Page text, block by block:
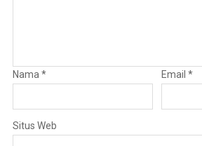
Nama * Email*
Situs Web